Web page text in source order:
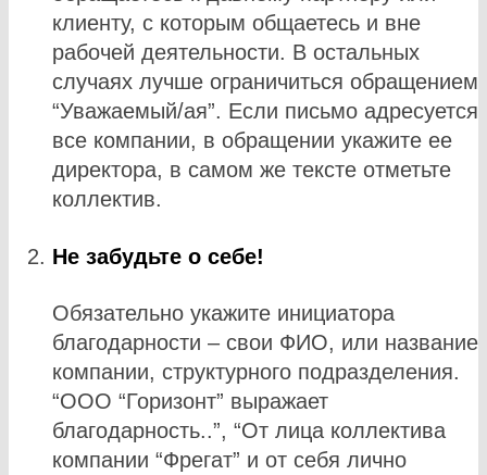
клиенту, с которым общаетесь и вне
рабочей деятельности. В остальных
случаях лучше ограничиться обращением
“Уважаемый/ая”. Если письмо адресуется
все компании, в обращении укажите ее
директора, в самом же тексте отметьте
коллектив.
Не забудьте о себе!
Обязательно укажите инициатора
благодарности – свои ФИО, или название
компании, структурного подразделения.
“ООО “Горизонт” выражает
благодарность..”, “От лица коллектива
компании “Фрегат” и от себя лично